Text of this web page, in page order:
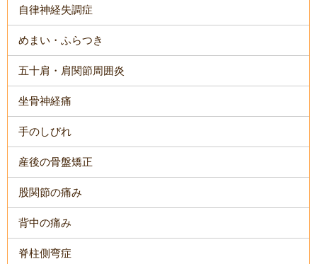
自律神経失調症
めまい・ふらつき
五十肩・肩関節周囲炎
坐骨神経痛
手のしびれ
産後の骨盤矯正
股関節の痛み
背中の痛み
脊柱側弯症